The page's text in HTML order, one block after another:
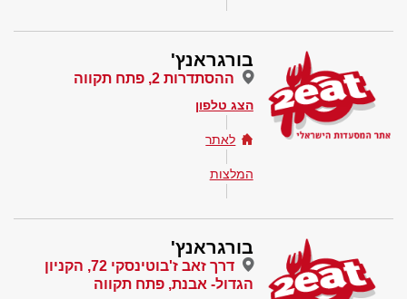
בורגראנץ'
ההסתדרות 2, פתח תקווה
הצג טלפון
לאתר
המלצות
בורגראנץ'
דרך זאב ז'בוטינסקי 72, ‏הקניון
הגדול- אבנת, פתח תקווה